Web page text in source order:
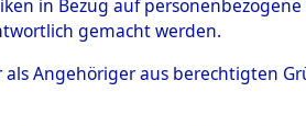
aus anderen
Kriegstage
in Bezug auf
gemacht werden.
als Angehöriger aus berechtigten